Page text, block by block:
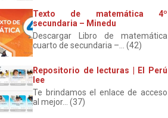
Texto de matemática 4º
secundaria – Minedu
Descargar Libro de matemática
cuarto de secundaria –... (42)
Repositorio de lecturas | El Perú
lee
Te brindamos el enlace de acceso
al mejor... (37)